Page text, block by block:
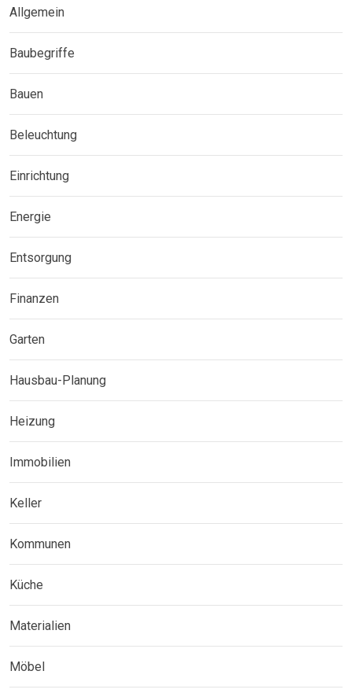
Allgemein
Baubegriffe
Bauen
Beleuchtung
Einrichtung
Energie
Entsorgung
Finanzen
Garten
Hausbau-Planung
Heizung
Immobilien
Keller
Kommunen
Küche
Materialien
Möbel